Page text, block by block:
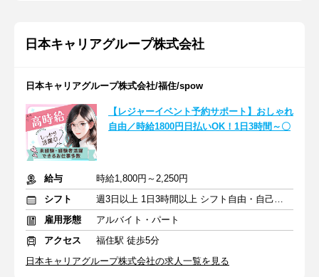
日本キャリアグループ株式会社
日本キャリアグループ株式会社/福住/spow
【レジャーイベント予約サポート】おしゃれ
自由／時給1800円日払いOK！1日3時間～〇
給与
時給1,800円～2,250円
シフト
週3日以上 1日3時間以上 シフト自由・自己申告
雇用形態
アルバイト・パート
アクセス
福住駅 徒歩5分
日本キャリアグループ株式会社の求人一覧を見る